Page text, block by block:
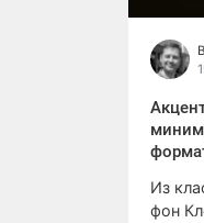
Из
фон